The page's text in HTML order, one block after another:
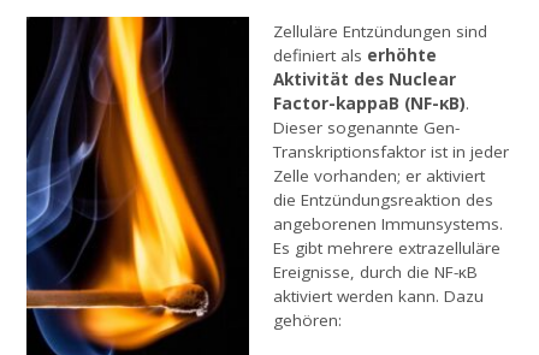
Zelluläre Entzündungen sind
definiert als erhöhte
Aktivität des Nuclear
Factor-kappaB (NF-κB).
Dieser sogenannte Gen-
Transkriptionsfaktor ist in jeder
Zelle vorhanden; er aktiviert
die Entzündungsreaktion des
angeborenen Immunsystems.
Es gibt mehrere extrazelluläre
Ereignisse, durch die NF-κB
aktiviert werden kann. Dazu
gehören: